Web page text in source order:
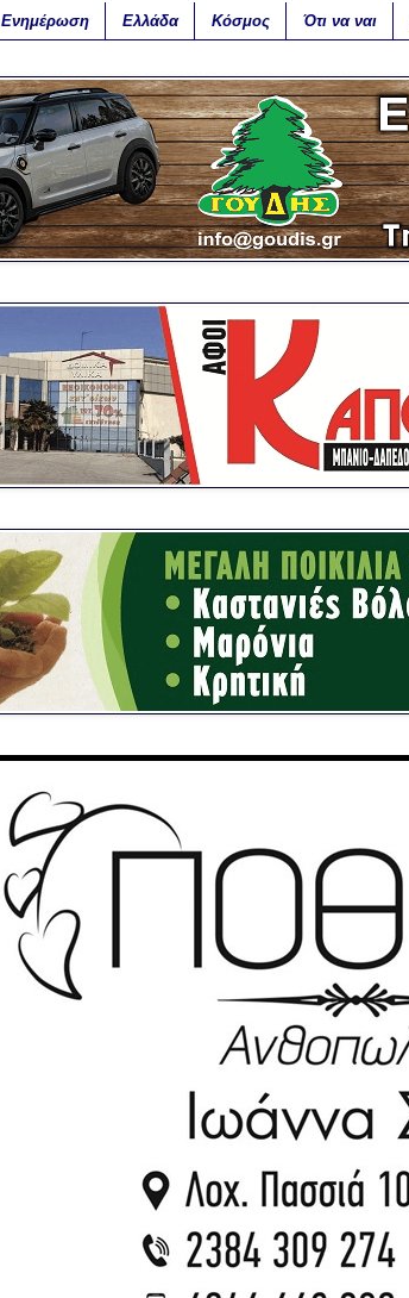
Ενημέρωση Ελλάδα Κόσμος Ότι να ναι